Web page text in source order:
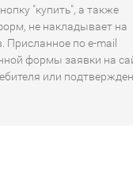
"купить", а также
не накладывает на
Присланное по e-mail
формы заявки на
или